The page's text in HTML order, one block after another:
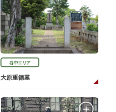
谷中エリア
大原重徳墓